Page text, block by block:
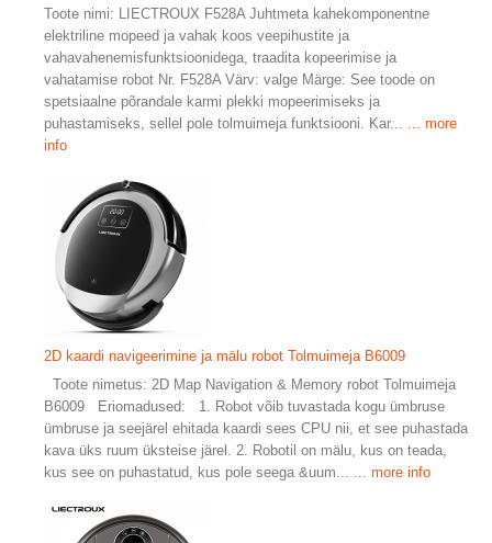
Toote nimi: LIECTROUX F528A Juhtmeta kahekomponentne
elektriline mopeed ja vahak koos veepihustite ja
vahavahenemisfunktsioonidega, traadita kopeerimise ja
vahatamise robot Nr. F528A Värv: valge Märge: See toode on
spetsiaalne põrandale karmi plekki mopeerimiseks ja
puhastamiseks, sellel pole tolmuimeja funktsiooni. Kar...
... more
info
2D kaardi navigeerimine ja mälu robot Tolmuimeja B6009
Toote nimetus: 2D Map Navigation & Memory robot Tolmuimeja
B6009 Eriomadused: 1. Robot võib tuvastada kogu ümbruse
ümbruse ja seejärel ehitada kaardi sees CPU nii, et see puhastada
kava üks ruum üksteise järel. 2. Robotil on mälu, kus on teada,
kus see on puhastatud, kus pole seega &uum...
... more info